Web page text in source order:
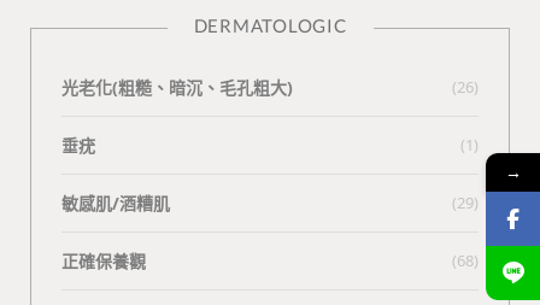
DERMATOLOGIC
光老化(粗糙、暗沉、毛孔粗大) (26)
垂疣 (1)
敏感肌/酒糟肌 (29)
正確保養觀 (68)
→